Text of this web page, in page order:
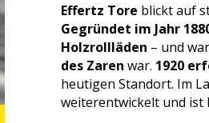
Effertz Tore blickt auf
Gegründet im Jahr
Holzrollläden – und
des Zaren war. 1920
heutigen Standort. Im
weiterentwickelt und